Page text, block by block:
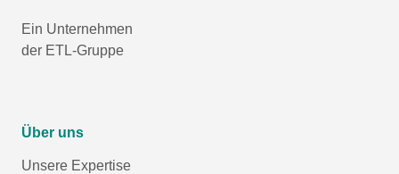
Ein Unternehmen
der ETL-Gruppe
Über uns
Unsere Expertise